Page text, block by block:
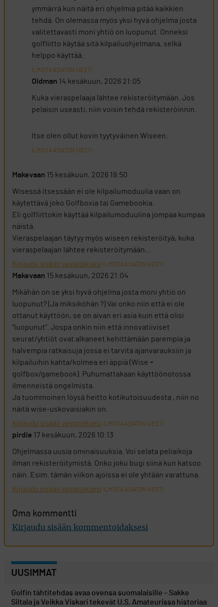
ymmärrä kun näitä eri ohjelmia pitää kaikkien
tehdä. On olemassa myös yksi hyvä ohjelma josta
valitettavasti moni yhtiö on luopunut. Onneksi
golfliitto käytää sitä kilpailuohjelmana, selkä
helppo käyttää.
ILMOITA ASIATON VIESTI
Oldman 14 kesäkuun, 2026 21:05
Kuka vieraspelaaja lähtee rekisteröitymään. Jos
pelaisin useasti, niin voisin tehdä rekisteröinnin.
Itse olen ollut kovin tyytyväinen Wiseen.
ILMOITA ASIATON VIESTI
Makevaan 15 kesäkuun, 2026 19:50
Wisessä itsessään ei ole kilpailumoduulia vaan on
käytettävä joko Golfboxia tai Gamebookia.
Eli golfliittokin käyttää kilpailumoduulina jompaa kumpaa
näistä.
Vieraspelaajan täytyy myös wiseen rekisteröityä, kuka
vieraspelaajan lähtee rekisteröitymään…
Kirjaudu sisään vastataksesi ILMOITA ASIATON VIESTI
Makevaan 15 kesäkuun, 2026 21:04
Mikähän on se yksi hyvä ohjelma josta moni yhtiö on
luopunut? (Ja miksiköhän ?) Vai onko niin että ei ole
ottanut käyttöön, se on aivan eri asia kuin että olisi
”luopunut”. Jospa onkin niin että innovatiiviset
seurat/yhtiöt ovat alkaneet kehittämään parempia ja
halvempia ratkaisuja jossa ei tarvita ajanvarauksiin ja
kilpailuihin kahta/kolmea eri äppiä (Wise +
golfbox/gamebook). Puhumattakaan käyttöönotossa
ilmenneistä ongelmista.
Ja tuommoinen löysä heitto kotikutoisuudesta , niin no
näitä wise-uskovaisiakin on.
Kirjaudu sisään vastataksesi ILMOITA ASIATON VIESTI
pirdie 17 kesäkuun, 2026 10:13
Ohjelmassa uusia ominaisuuksia. Voi selata peliaikoja
ilman rekisteröitymistä. Onko joku bugi siinä kun katsoo
näin. Esim. tämän viikon ajoissa ei ole yhtään varattuna.
Kirjaudu sisään vastataksesi ILMOITA ASIATON VIESTI
Oma kommentti
Kirjaudu sisään kommentoidaksesi
UUSIMMAT
Golfin tähtitehdas avaa ovensa suomalaisille – Sakke
Siltala ja Veikka Viskari tekevät U.S. Amateurissa historiaa